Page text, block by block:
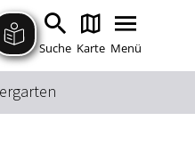
Suche Karte Menü